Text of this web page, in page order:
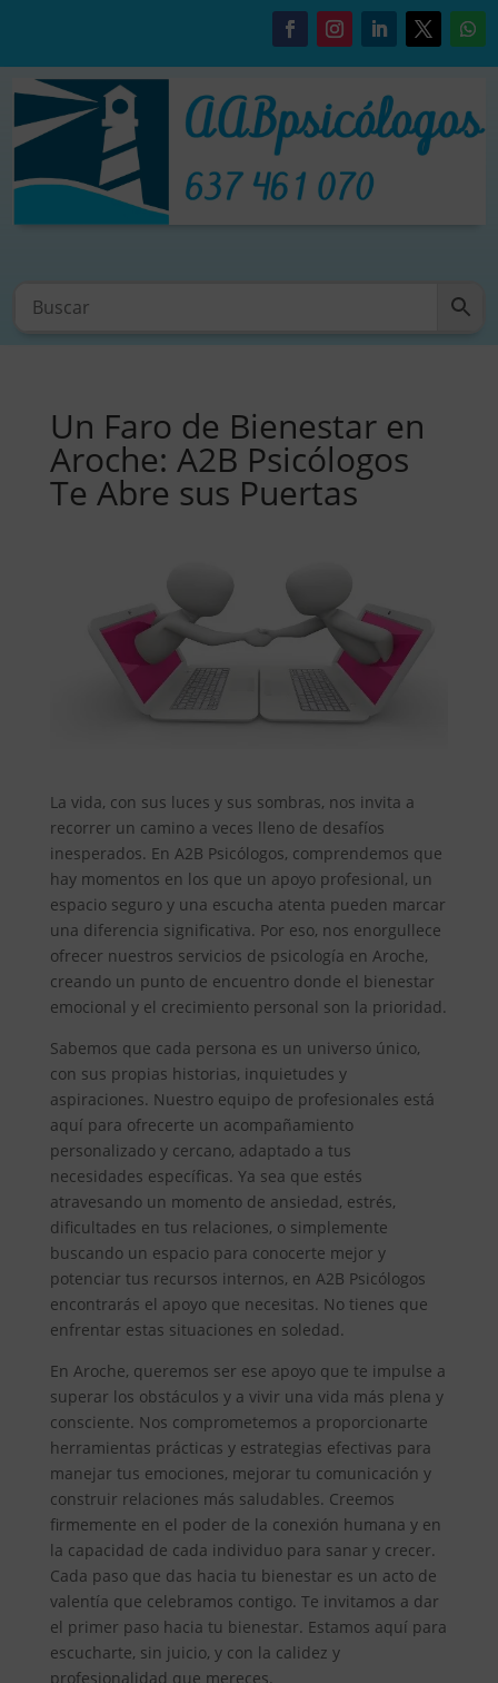
Un Faro de Bienestar en
Aroche: A2B Psicólogos
Te Abre sus Puertas
La vida, con sus luces y sus sombras, nos invita a
recorrer un camino a veces lleno de desafíos
inesperados. En A2B Psicólogos, comprendemos que
hay momentos en los que un apoyo profesional, un
espacio seguro y una escucha atenta pueden marcar
una diferencia significativa. Por eso, nos enorgullece
ofrecer nuestros servicios de psicología en Aroche,
creando un punto de encuentro donde el bienestar
emocional y el crecimiento personal son la prioridad.
Sabemos que cada persona es un universo único,
con sus propias historias, inquietudes y
aspiraciones. Nuestro equipo de profesionales está
aquí para ofrecerte un acompañamiento
personalizado y cercano, adaptado a tus
necesidades específicas. Ya sea que estés
atravesando un momento de ansiedad, estrés,
dificultades en tus relaciones, o simplemente
buscando un espacio para conocerte mejor y
potenciar tus recursos internos, en A2B Psicólogos
encontrarás el apoyo que necesitas. No tienes que
enfrentar estas situaciones en soledad.
En Aroche, queremos ser ese apoyo que te impulse a
superar los obstáculos y a vivir una vida más plena y
consciente. Nos comprometemos a proporcionarte
herramientas prácticas y estrategias efectivas para
manejar tus emociones, mejorar tu comunicación y
construir relaciones más saludables. Creemos
firmemente en el poder de la conexión humana y en
la capacidad de cada individuo para sanar y crecer.
Cada paso que das hacia tu bienestar es un acto de
valentía que celebramos contigo. Te invitamos a dar
el primer paso hacia tu bienestar. Estamos aquí para
escucharte, sin juicio, y con la calidez y
profesionalidad que mereces.